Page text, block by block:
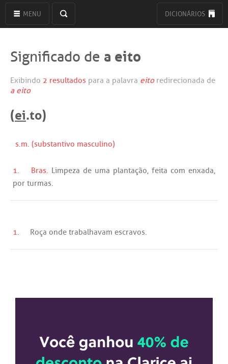
MENU DICIONÁRIOS
Significado de a eito
Exibindo 2 resultados para a palavra eitoredirecionada de
a eito
(ei.to)
s.m. (substantivo masculino)
1. Bras. Limpeza de uma plantação, feita com enxada,
por turmas.
1. Roça onde trabalhavam escravos.